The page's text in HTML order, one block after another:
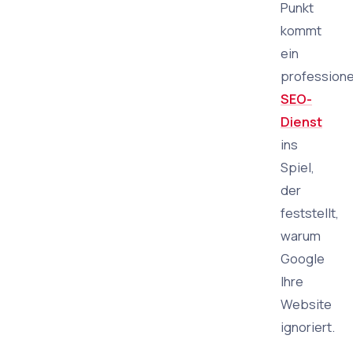
Punkt
kommt
ein
SEO-
Dienst
ins
Spiel,
der
feststellt,
warum
Google
Ihre
Website
ignoriert.